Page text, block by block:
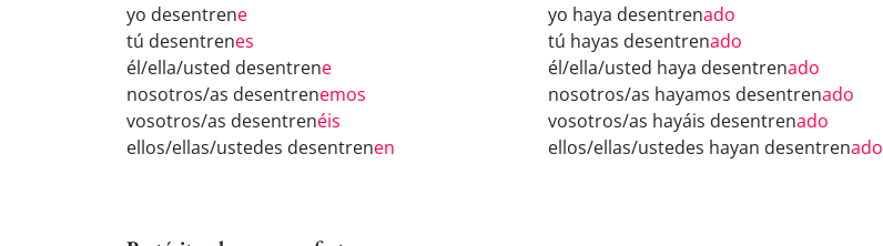
yo desentrene
tú desentrenes
él/ella/usted desentrene
nosotros/as desentrenemos
vosotros/as desentrenéis
ellos/ellas/ustedes desentrenen
yo haya desentrenado
tú hayas desentrenado
él/ella/usted haya desentrenado
nosotros/as hayamos desentrenado
vosotros/as hayáis desentrenado
ellos/ellas/ustedes hayan desentrenado